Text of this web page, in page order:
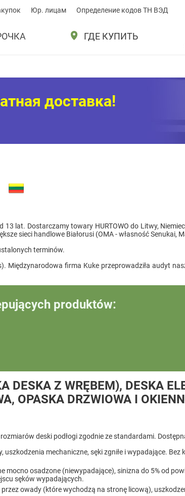
Юр. лицам Определение кодов ТН ВЭД
ГДЕ КУПИТЬ
доставка!
lat. Dostarczamy towary HURTOWO do Litwy,
sieci handlowe Białorusi (OMA - własność Senukai,
terminów.
Międzynarodowa firma Kuke przeprowadziła audyt
produktów:
DESKA Z WRĘBEM), DESKA
OPASKA DRZWIOWA I
deski podłogi zgodnie ze standardami.
mechaniczne, sęki zgniłe i wypadające.
mocno osadzone (niewypadające), sinizna do 5% od
sęków wypadających.
owady (które wychodzą na stronę licową),